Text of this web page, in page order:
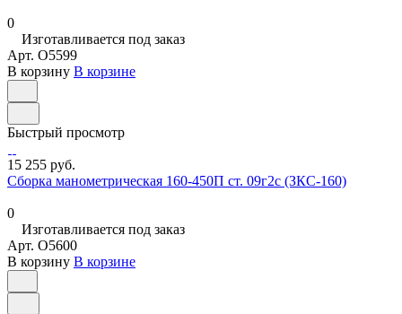
0
Изготавливается под заказ
Арт. O5599
В корзину В корзине
Быстрый просмотр
15 255 руб.
Сборка манометрическая 160-450П ст. 09г2с (ЗКС-160)
0
Изготавливается под заказ
Арт. O5600
В корзину В корзине